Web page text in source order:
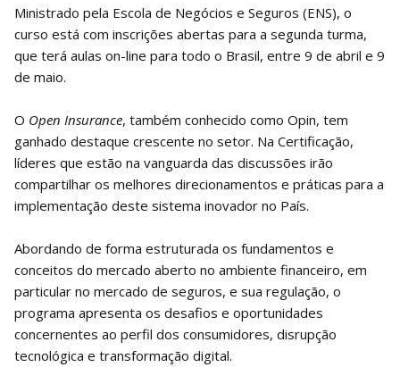
Ministrado pela Escola de Negócios e Seguros (ENS), o
curso está com inscrições abertas para a segunda turma,
que terá aulas on-line para todo o Brasil, entre 9 de abril e 9
de maio.
O Open Insurance, também conhecido como Opin, tem
ganhado destaque crescente no setor. Na Certificação,
líderes que estão na vanguarda das discussões irão
compartilhar os melhores direcionamentos e práticas para a
implementação deste sistema inovador no País.
Abordando de forma estruturada os fundamentos e
conceitos do mercado aberto no ambiente financeiro, em
particular no mercado de seguros, e sua regulação, o
programa apresenta os desafios e oportunidades
concernentes ao perfil dos consumidores, disrupção
tecnológica e transformação digital.